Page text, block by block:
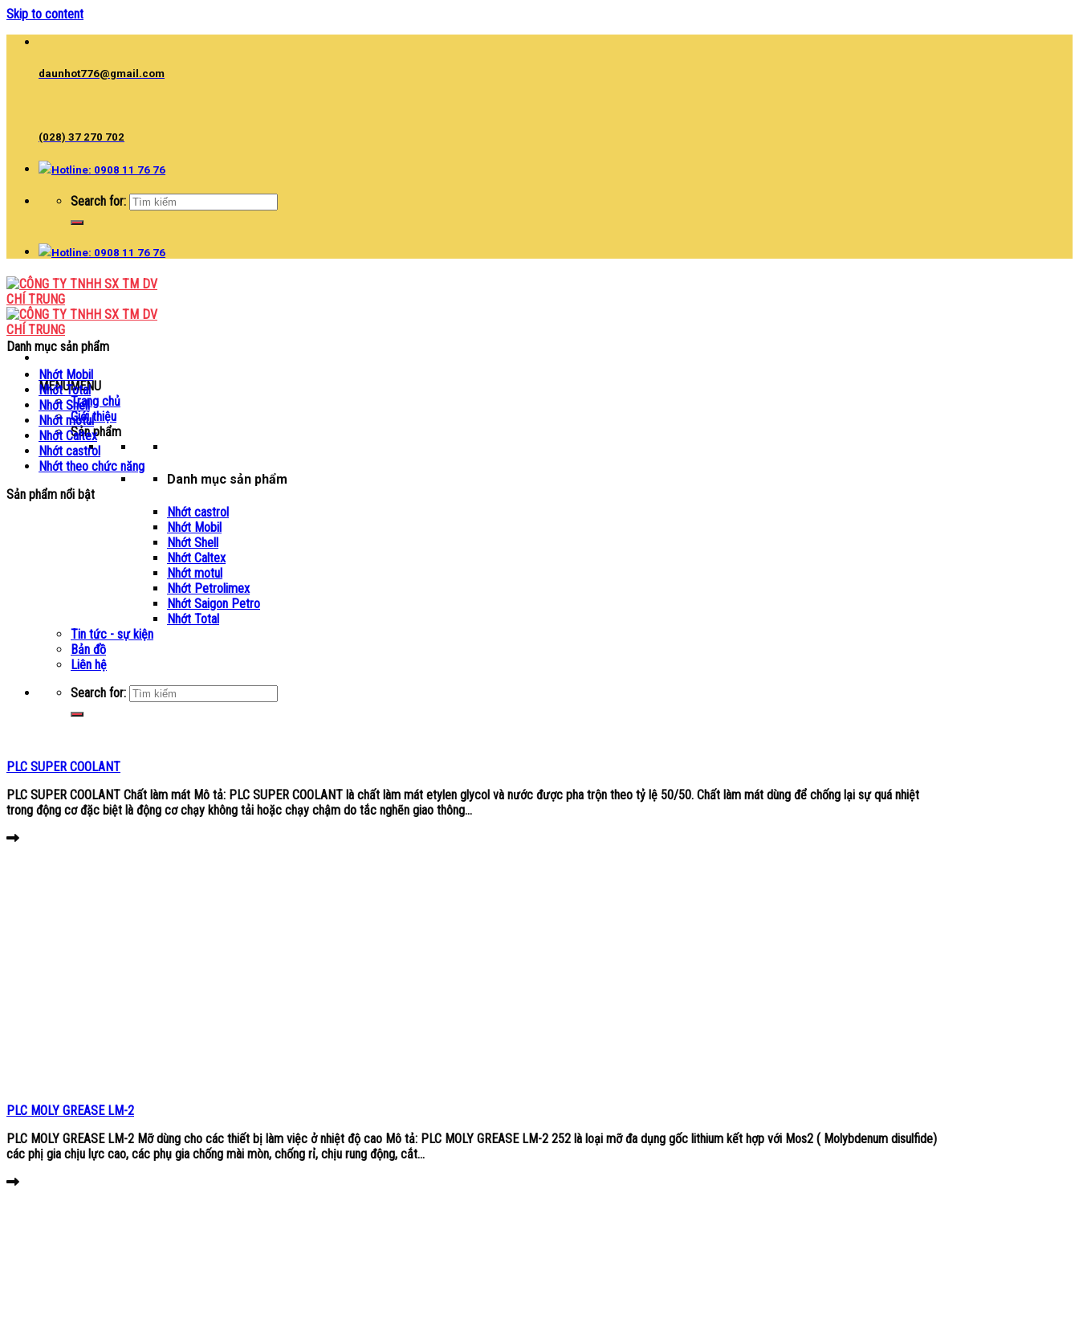
Skip to content
daunhot776@gmail.com
(028) 37 270 702
Hotline: 0908 11 76 76
Search for:
Hotline: 0908 11 76 76
MENUMENU
Trang chủ
Giới thiệu
Sản phẩm
Danh mục sản phẩm
Nhớt castrol
Nhớt Mobil
Nhớt Shell
Nhớt Caltex
Nhớt motul
Nhớt Petrolimex
Nhớt Saigon Petro
Nhớt Total
Tin tức - sự kiện
Bản đồ
Liên hệ
Search for:
Danh mục sản phẩm
Nhớt Mobil
Nhớt Total
Nhớt Shell
Nhớt motul
Nhớt Caltex
Nhớt castrol
Nhớt theo chức năng
Sản phẩm nổi bật
PLC SUPER COOLANT
PLC SUPER COOLANT Chất làm mát Mô tả: PLC SUPER COOLANT là chất làm mát etylen glycol và nước được pha trộn theo tỷ lệ 50/50. Chất làm mát dùng để chống lại sự quá nhiệt
trong động cơ đặc biệt là động cơ chạy không tải hoặc chạy chậm do tắc nghẽn giao thông...
PLC MOLY GREASE LM-2
PLC MOLY GREASE LM-2 Mỡ dùng cho các thiết bị làm việc ở nhiệt độ cao Mô tả: PLC MOLY GREASE LM-2 252 là loại mỡ đa dụng gốc lithium kết hợp với Mos2 ( Molybdenum disulfide)
các phị gia chịu lực cao, các phụ gia chống mài mòn, chống rỉ, chịu rung động, cắt...